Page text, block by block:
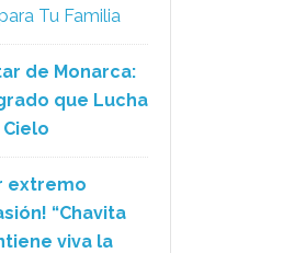
Tu Familia
de Monarca:
que Lucha
extremo
“Chavita
viva la